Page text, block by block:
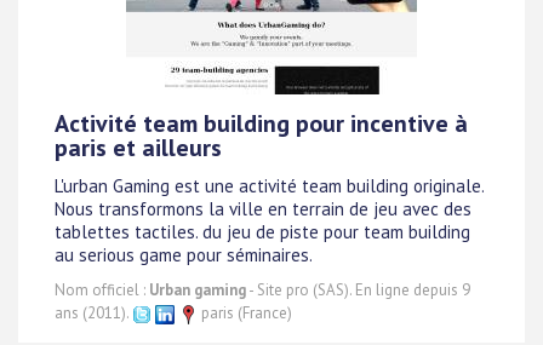
Activité team building pour incentive à
paris et ailleurs
L'urban Gaming est une activité team building originale.
Nous transformons la ville en terrain de jeu avec des
tablettes tactiles. du jeu de piste pour team building
au serious game pour séminaires.
Nom officiel : Urban gaming- Site pro (SAS). En ligne depuis 9
ans (2011).
paris (France)